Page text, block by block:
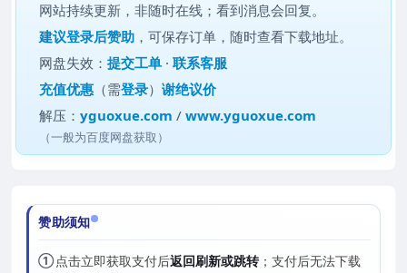
网站持续更新，非随时在线；看到消息会回复。
建议登录后赞助 ，可保存订单，随时查看下载地址。
网盘失效：提交工单 ·联系客服
充值优惠 （需登录）谢绝议价
解压：yguoxue.com /www.yguoxue.com
（一般为百度网盘获取）
赞助须知
①点击立即获取支付后返回刷新或跳转；支付后无法下载